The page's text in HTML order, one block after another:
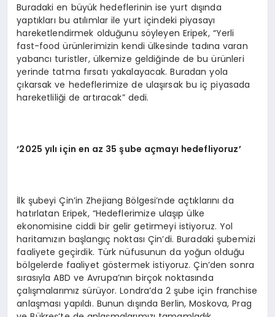
Buradaki en büyük hedeflerinin ise yurt dışında
yaptıkları bu atılımlar ile yurt içindeki piyasayı
hareketlendirmek olduğunu söyleyen Eripek, “Yerli
fast-food ürünlerimizin kendi ülkesinde tadına varan
yabancı turistler, ülkemize geldiğinde de bu ürünleri
yerinde tatma fırsatı yakalayacak. Buradan yola
çıkarsak ve hedeflerimize de ulaşırsak bu iç piyasada
hareketliliği de artıracak” dedi.
‘2025 yılı için en az 35 şube açmayı hedefliyoruz’
İlk şubeyi Çin’in Zhejiang Bölgesi’nde açtıklarını da
hatırlatan Eripek, “Hedeflerimize ulaşıp ülke
ekonomisine ciddi bir gelir getirmeyi istiyoruz. Yol
haritamızın başlangıç noktası Çin’di. Buradaki şubemizi
faaliyete geçirdik. Türk nüfusunun da yoğun olduğu
bölgelerde faaliyet göstermek istiyoruz. Çin’den sonra
sırasıyla ABD ve Avrupa’nın birçok noktasında
çalışmalarımız sürüyor. Londra’da 2 şube için franchise
anlaşması yapıldı. Bunun dışında Berlin, Moskova, Prag